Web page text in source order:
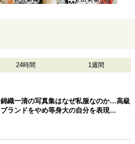
24時間 1週間
錦織一清の写真集はなぜ私服なのか…高級
ブランドをやめ等身大の自分を表現…